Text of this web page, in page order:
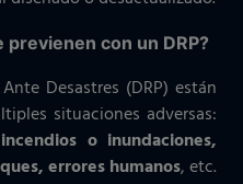
con un DRP?
Desastres (DRP) están
situaciones adversas:
o inundaciones,
errores humanos, etc.